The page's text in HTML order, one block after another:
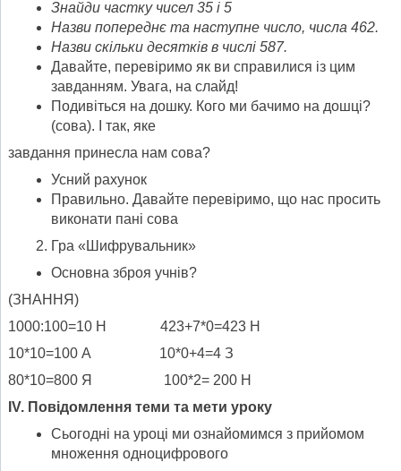
Знайди частку чисел 35 і 5
Назви попереднє та наступне число, числа 462.
Назви скільки десятків в числі 587.
Давайте, перевіримо як ви справилися із цим
завданням. Увага, на слайд!
Подивіться на дошку. Кого ми бачимо на дошці?
(сова). І так, яке
завдання принесла нам сова?
Усний рахунок
Правильно. Давайте перевіримо, що нас просить
виконати пані сова
Гра «Шифрувальник»
Основна зброя учнів?
(ЗНАННЯ)
1000:100=10 Н 423+7*0=423 Н
10*10=100 А 10*0+4=4 З
80*10=800 Я 100*2= 200 Н
ІV. Повідомлення теми та мети уроку
Сьогодні на уроці ми ознайомимся з прийомом
множення одноцифрового